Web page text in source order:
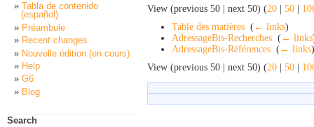
View (previous 50 | next 50) (20 | 50 |
Table des matières ( ← links)
AdressageBis-Recherches ( ← links
AdressageBis-Références ( ← links)
View (previous 50 | next 50) (20 | 50 |
Tabla de contenido
(español)
Préambule
Recent changes
Nouvelle édition (en cours)
Help
G6
Blog
Search